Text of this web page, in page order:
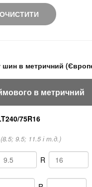
ОЧИСТИТИ
шин в метричний
в метричний
75R16
9.5; 11.5 і т.д.)
R